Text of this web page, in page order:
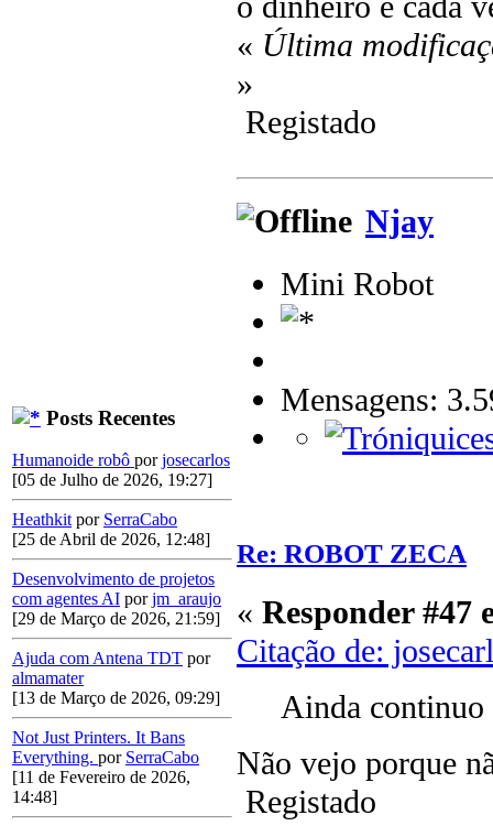
Posts Recentes
Humanoide robô porjosecarlos
[05 de Julho de 2026, 19:27]
Heathkit por SerraCabo
[25 de Abril de 2026, 12:48]
Desenvolvimento de projetos
com agentes AI porjm_araujo
[29 de Março de 2026, 21:59]
Ajuda com Antena TDT por
almamater
[13 de Março de 2026, 09:29]
Not Just Printers. It Bans
Everything. por SerraCabo
[11 de Fevereiro de 2026,
14:48]
« Última
»
Registado
Njay
Mini Robot
Mensagens:
Re: ROBOT ZECA
« Responder #47
Citação de:
Ainda
Não vejo porque
Registado